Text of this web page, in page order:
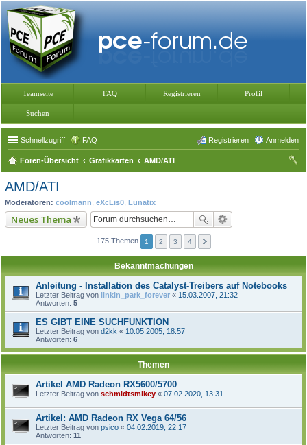
Teamseite FAQ Registrieren Profil
Suchen
Schnellzugriff FAQ Anmelden
Registrieren
Foren-Übersicht Grafikkarten
AMD/ATI
AMD/ATI
Moderatoren: coolmann eXcLis0 Lunatix
Neues Thema
175 Themen 1 2 3 4
Bekanntmachungen
Anleitung - Installation des Catalyst-Treibers auf Notebooks
Letzter Beitrag von linkin_park_forever « 15.03.2007, 21:32
Antworten: 5
ES GIBT EINE SUCHFUNKTION
Letzter Beitrag von d2kk « 10.05.2005, 18:57
Antworten: 6
Themen
Artikel AMD Radeon RX5600/5700
Letzter Beitrag von schmidtsmikey « 07.02.2020, 13:31
Artikel: AMD Radeon RX Vega 64/56
Letzter Beitrag von psico « 04.02.2019, 22:17
Antworten: 11